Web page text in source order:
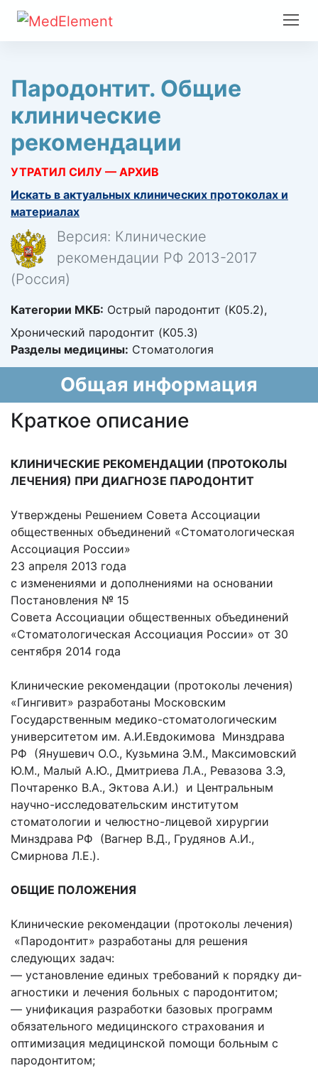
Пародонтит. Общие
клинические
рекомендации
УТРАТИЛ СИЛУ — АРХИВ
Искать в актуальных клинических протоколах и
материалах
Версия: Клинические
рекомендации РФ 2013-2017
(Россия)
Категории МКБ: Острый пародонтит (K05.2),
Хронический пародонтит (K05.3)
Разделы медицины: Стоматология
Общая информация
Краткое описание
КЛИНИЧЕСКИЕ РЕКОМЕНДАЦИИ (ПРОТОКОЛЫ
ЛЕЧЕНИЯ) ПРИ ДИАГНОЗЕ ПАРОДОНТИТ
Утверждены Решением Совета Ассоциации
общественных объединений «Стоматологическая
Ассоциация России»
23 апреля 2013 года
с изменениями и дополнениями на основании
Постановления № 15
Совета Ассоциации общественных объединений
«Стоматологическая Ассоциация России» от 30
сентября 2014 года
Клинические рекомендации (протоколы лечения)
«Гингивит» разработаны Московским
Государственным медико-стоматологическим
университетом им. А.И.Евдокимова Минздрава
РФ (Янушевич О.О., Кузьмина Э.М., Максимовский
Ю.М., Малый А.Ю., Дмитриева Л.А., Ревазова З.Э,
Почтаренко В.А., Эктова А.И.) и Центральным
научно-исследовательским институтом
стоматологии и челюстно-лицевой хирургии
Минздрава РФ (Вагнер В.Д., Грудянов А.И.,
Смирнова Л.Е.).
ОБЩИЕ ПОЛОЖЕНИЯ
Клинические рекомендации (протоколы лечения)
«Пародонтит» разработаны для решения
следующих задач:
— установление единых требований к порядку ди­
агностики и лечения больных с пародонтитом;
— унификация разработки базовых программ
обязательного медицинского страхования и
оптимизация медицинской помощи больным с
пародонтитом;